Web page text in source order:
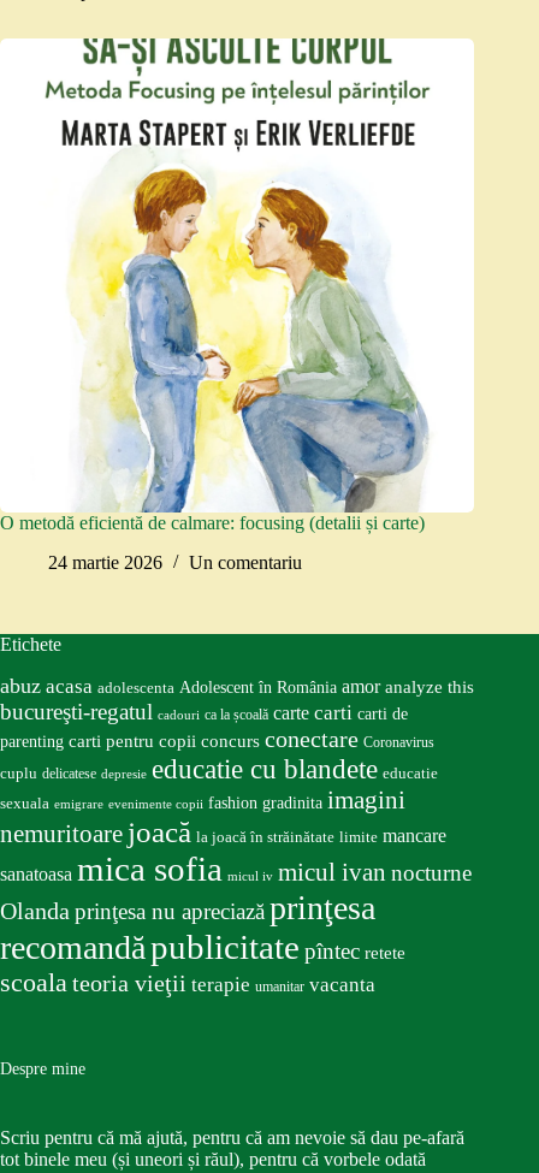
O metodă eficientă de calmare: focusing (detalii și carte)
24 martie 2026
Un comentariu
Etichete
abuz acasa adolescenta Adolescent în România amor analyze this
bucureşti-regatul cadouri ca la școală carte carti carti de
parenting carti pentru copii concurs conectare Coronavirus
cuplu delicatese depresie educatie cu blandete educatie
sexuala emigrare evenimente copii fashion gradinita imagini
nemuritoare joacă la joacă în străinătate limite mancare
sanatoasa mica sofia micul iv micul ivan nocturne
Olandaprinţesa nu apreciazăprinţesa
recomandăpublicitate pîntec retete
scoalateoria vieţii terapie umanitar vacanta
Despre mine
Scriu pentru că mă ajută, pentru că am nevoie să dau pe-afară
tot binele meu (și uneori și răul), pentru că vorbele odată